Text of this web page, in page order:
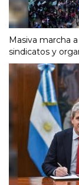
Masiva marcha
sindicatos y